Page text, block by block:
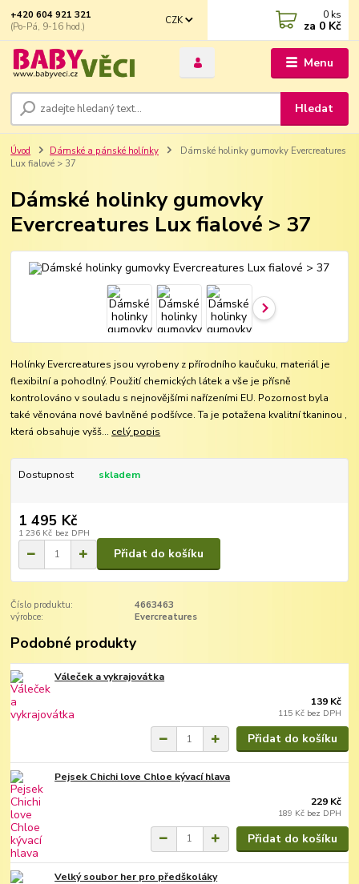
Menu
CZK
Hledat
+420 604 921 321
(Po-Pá, 9-16 hod.)
0 ks
za 0 Kč
Úvod Dámské a pánské holínky
Dámské holinky gumovky Evercreatures
Lux fialové > 37
Dámské holinky gumovky
Evercreatures Lux fialové > 37
Holínky Evercreatures jsou vyrobeny z přírodního kaučuku, materiál je
flexibilní a pohodlný. Použití chemických látek a vše je přísně
kontrolováno v souladu s nejnovějšími nařízeními EU. Pozornost byla
také věnována nové bavlněné podšívce. Ta je potažena kvalitní tkaninou ,
která obsahuje vyšš... celý popis
Dostupnost skladem
1 495 Kč
1 236 Kč bez DPH
Přidat do košíku
Číslo produktu:
4663463
výrobce:
Evercreatures
Podobné produkty
Váleček a vykrajovátka
139 Kč
115 Kč bez DPH
Přidat do košíku
Pejsek Chichi love Chloe kývací hlava
229 Kč
189 Kč bez DPH
Přidat do košíku
Velký soubor her pro předškoláky